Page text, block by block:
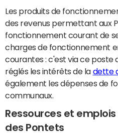
Les produits de
des revenus permettant aux
fonctionnement courant de
charges de fonctionnement
courantes : c'est via ce poste
réglés les intérêts de la dette
également les dépenses de
communaux.
Ressources et
des Pontets